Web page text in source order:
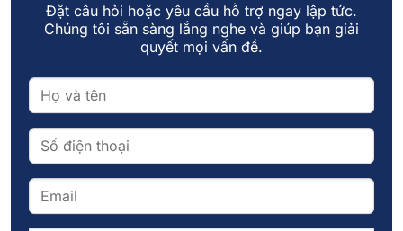
Email*
Trang web
Đặt câu hỏi hoặc yêu cầu hỗ trợ ngay lập tức.
Chúng tôi sẵn sàng lắng nghe và giúp bạn giải
quyết mọi vấn đề.